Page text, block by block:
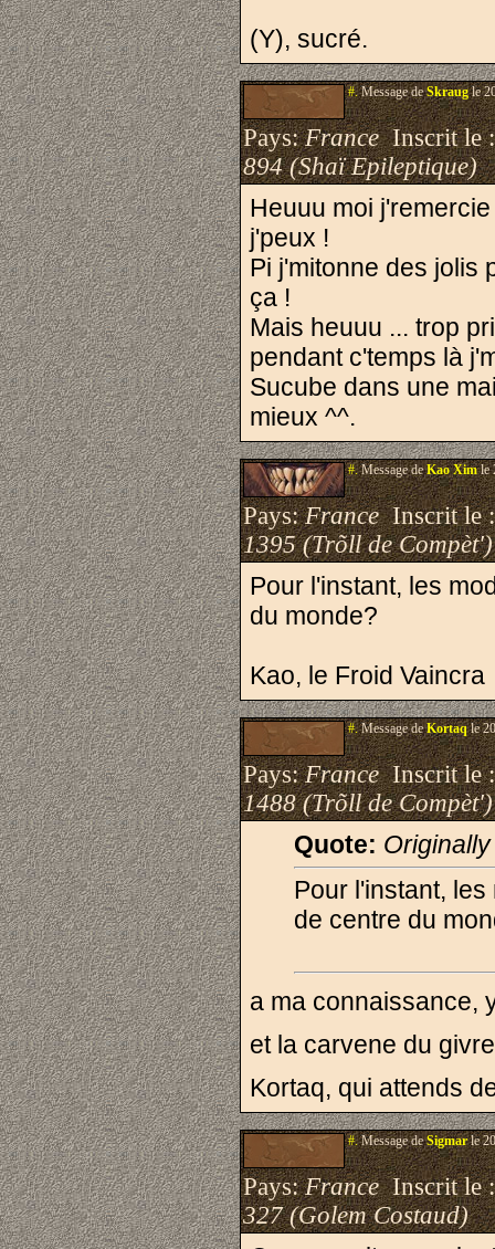
(Y), sucré.
#.Message deSkraugle
Pays:FranceInscrit le
894 (Shaï Epileptique)
Heuuu moi
j'peux !
Pi j'mitonne des jolis
ça !
Mais heuuu ... trop
pendant c'temps là
Sucube dans une
mieux ^^.
#.Message deKao Ximle
Pays:FranceInscrit le
1395 (Trõll de Compèt')
Pour l'instant, les
du monde?
Kao, le Froid Vaincra
#.Message deKortaqle
Pays:FranceInscrit le
1488 (Trõll de Compèt')
Quote:
Pour l'instant,
de centre du
a ma connaissance,
et la carvene du
Kortaq, qui attends
#.Message deSigmarle
Pays:FranceInscrit le
327 (Golem Costaud)